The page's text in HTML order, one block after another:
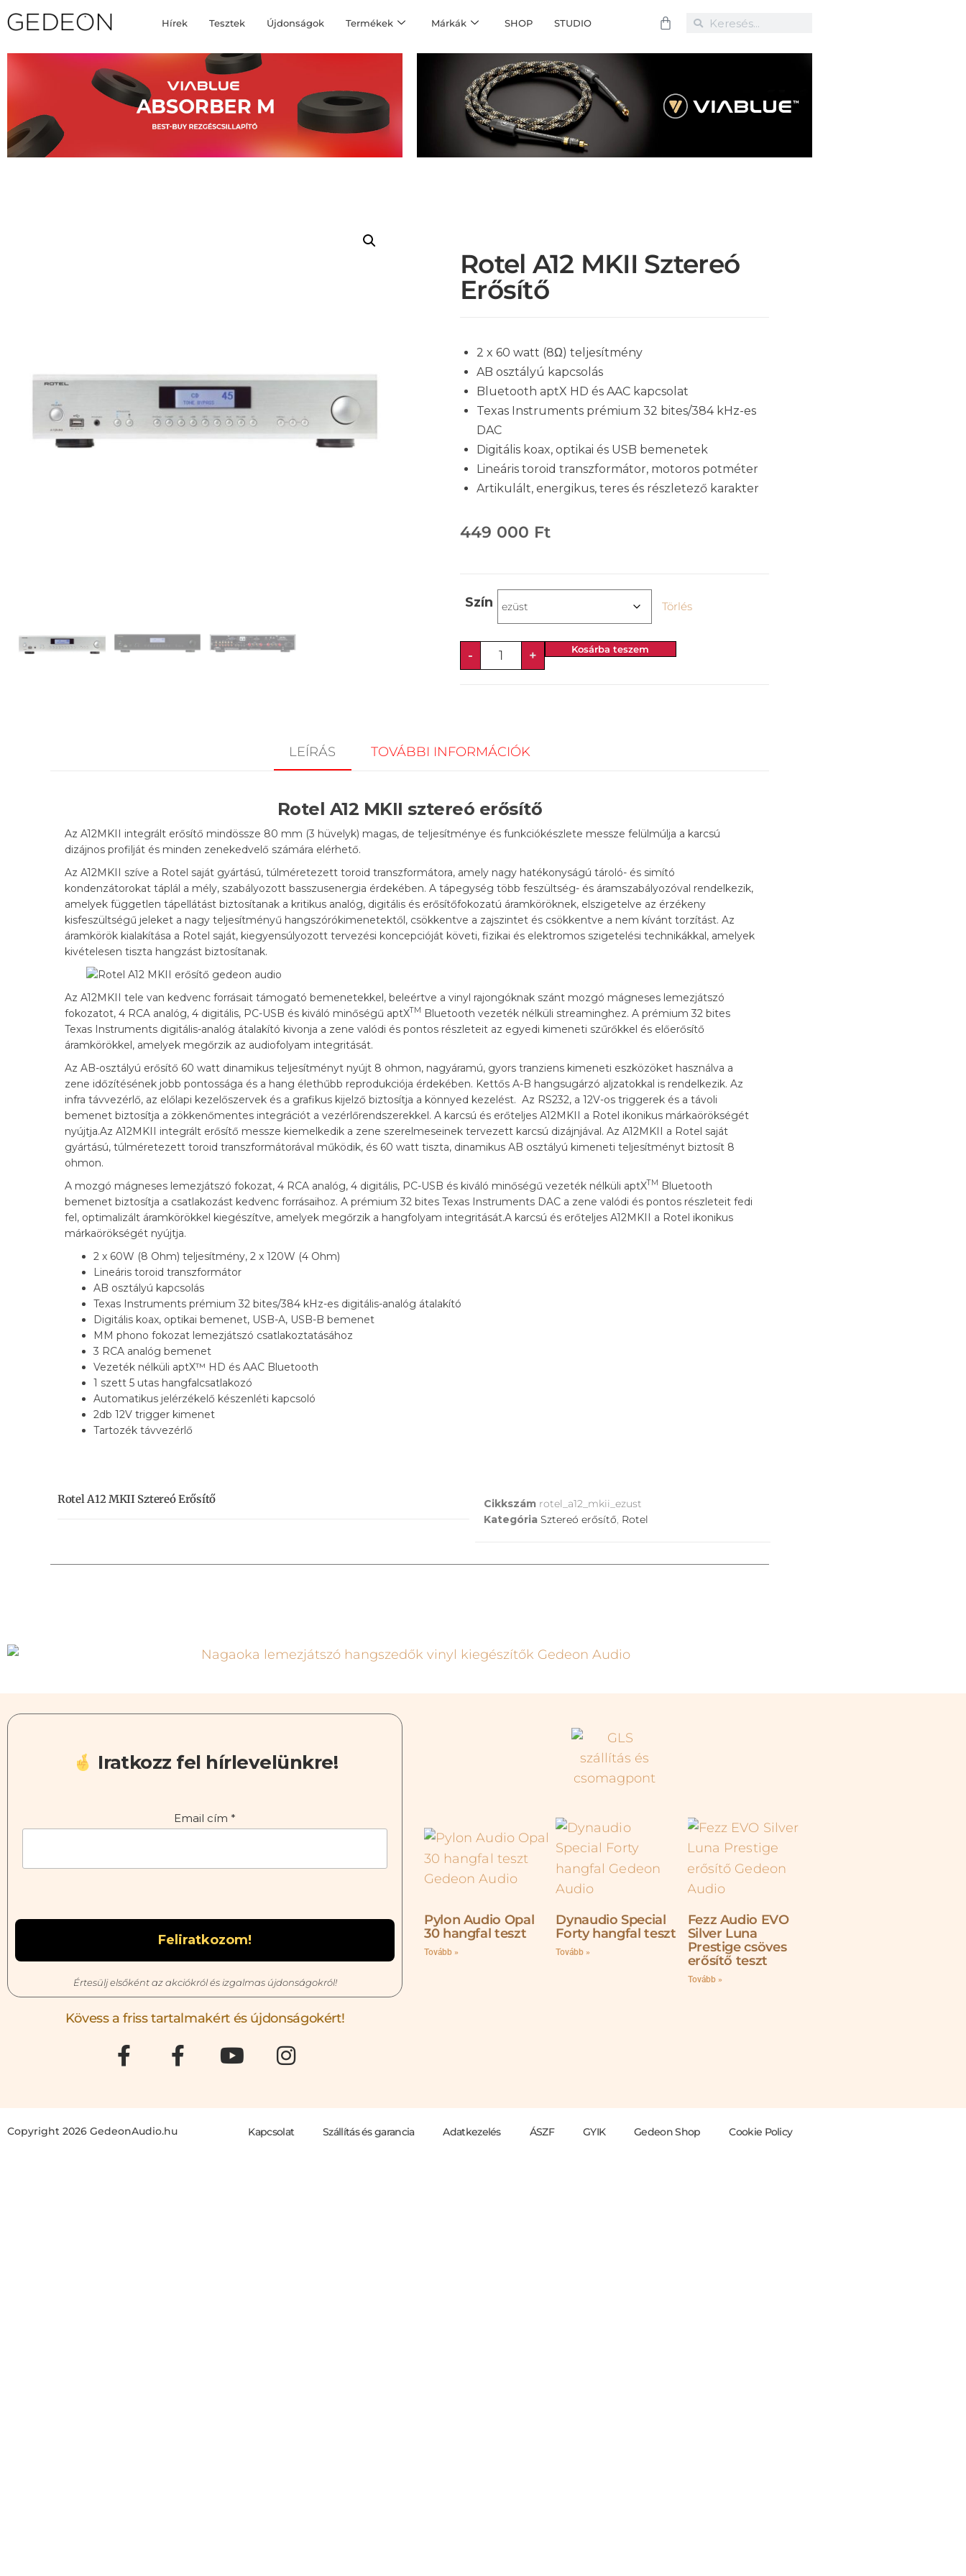
Hírek Tesztek Újdonságok Termékek Márkák SHOP STUDIO
Rotel A12 MKII Sztereó
Erősítő
2 x 60 watt (8Ω) teljesítmény
AB osztályú kapcsolás
Bluetooth aptX HD és AAC kapcsolat
Texas Instruments prémium 32 bites/384 kHz-es
DAC
Digitális koax, optikai és USB bemenetek
Lineáris toroid transzformátor, motoros potméter
Artikulált, energikus, teres és részletező karakter
449 000 Ft
Szín Törlés
- + Kosárba teszem
LEÍRÁS TOVÁBBI INFORMÁCIÓK
Rotel A12 MKII sztereó erősítő
Az A12MKII integrált erősítő mindössze 80 mm (3 hüvelyk) magas, de teljesítménye és funkciókészlete messze felülmúlja a karcsú
dizájnos profilját és minden zenekedvelő számára elérhető.
Az A12MKII szíve a Rotel saját gyártású, túlméretezett toroid transzformátora, amely nagy hatékonyságú tároló- és simító
kondenzátorokat táplál a mély, szabályozott basszusenergia érdekében. A tápegység több feszültség- és áramszabályozóval rendelkezik,
amelyek független tápellátást biztosítanak a kritikus analóg, digitális és erősítőfokozatú áramköröknek, elszigetelve az érzékeny
kisfeszültségű jeleket a nagy teljesítményű hangszórókimenetektől, csökkentve a zajszintet és csökkentve a nem kívánt torzítást. Az
áramkörök kialakítása a Rotel saját, kiegyensúlyozott tervezési koncepcióját követi, fizikai és elektromos szigetelési technikákkal, amelyek
kivételesen tiszta hangzást biztosítanak.
Az A12MKII tele van kedvenc forrásait támogató bemenetekkel, beleértve a vinyl rajongóknak szánt mozgó mágneses lemezjátszó
fokozatot, 4 RCA analóg, 4 digitális, PC-USB és kiváló minőségű aptXTM
Bluetooth vezeték nélküli streaminghez. A prémium 32 bites
Texas Instruments digitális-analóg átalakító kivonja a zene valódi és pontos részleteit az egyedi kimeneti szűrőkkel és előerősítő
áramkörökkel, amelyek megőrzik az audiofolyam integritását.
Az AB-osztályú erősítő 60 watt dinamikus teljesítményt nyújt 8 ohmon, nagyáramú, gyors tranziens kimeneti eszközöket használva a
zene időzítésének jobb pontossága és a hang élethűbb reprodukciója érdekében. Kettős A-B hangsugárzó aljzatokkal is rendelkezik. Az
infra távvezérlő, az előlapi kezelőszervek és a grafikus kijelző biztosítja a könnyed kezelést. Az RS232, a 12V-os triggerek és a távoli
bemenet biztosítja a zökkenőmentes integrációt a vezérlőrendszerekkel. A karcsú és erőteljes A12MKII a Rotel ikonikus márkaörökségét
nyújtja.Az A12MKII integrált erősítő messze kiemelkedik a zene szerelmeseinek tervezett karcsú dizájnjával. Az A12MKII a Rotel saját
gyártású, túlméretezett toroid transzformátorával működik, és 60 watt tiszta, dinamikus AB osztályú kimeneti teljesítményt biztosít 8
ohmon.
A mozgó mágneses lemezjátszó fokozat, 4 RCA analóg, 4 digitális, PC-USB és kiváló minőségű vezeték nélküli aptXTM
Bluetooth
bemenet biztosítja a csatlakozást kedvenc forrásaihoz. A prémium 32 bites Texas Instruments DAC a zene valódi és pontos részleteit fedi
fel, optimalizált áramkörökkel kiegészítve, amelyek megőrzik a hangfolyam integritását.A karcsú és erőteljes A12MKII a Rotel ikonikus
márkaörökségét nyújtja.
2 x 60W (8 Ohm) teljesítmény, 2 x 120W (4 Ohm)
Lineáris toroid transzformátor
AB osztályú kapcsolás
Texas Instruments prémium 32 bites/384 kHz-es digitális-analóg átalakító
Digitális koax, optikai bemenet, USB-A, USB-B bemenet
MM phono fokozat lemezjátszó csatlakoztatásához
3 RCA analóg bemenet
Vezeték nélküli aptX™ HD és AAC Bluetooth
1 szett 5 utas hangfalcsatlakozó
Automatikus jelérzékelő készenléti kapcsoló
2db 12V trigger kimenet
Tartozék távvezérlő
Rotel A12 MKII Sztereó Erősítő Cikkszám rotel_a12_mkii_ezust
Kategória Sztereó erősítő Rotel
Iratkozz fel hírlevelünkre!
Email cím *
Értesülj elsőként az akciókról és izgalmas újdonságokról!
Kövess a friss tartalmakért és újdonságokért!
Pylon Audio Opal
30 hangfal teszt
Tovább »
Dynaudio Special
Forty hangfal teszt
Tovább »
Fezz Audio EVO
Silver Luna
Prestige csöves
erősítő teszt
Tovább »
Copyright 2026 GedeonAudio.hu Kapcsolat Szállítás és garancia Adatkezelés ÁSZF GYIK Gedeon Shop Cookie Policy